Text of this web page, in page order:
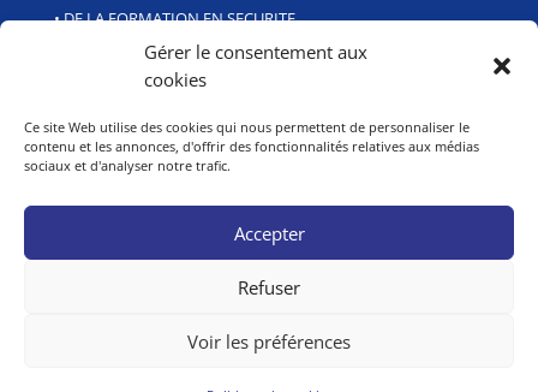
Gérer le consentement aux
cookies
Ce site Web utilise des cookies qui nous permettent de personnaliser le
contenu et les annonces, d'offrir des fonctionnalités relatives aux médias
sociaux et d'analyser notre trafic.
Accepter
Refuser
Voir les préférences
• DE LA FORMATION EN SECURITE
LES CERTIFICATIONS
• DE LA SECURITE PRIVEE
Politique de confidentialité